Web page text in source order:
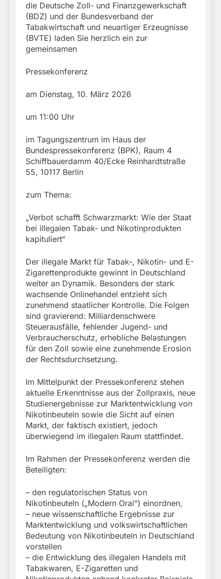
die Deutsche Zoll- und Finanzgewerkschaft
(BDZ) und der Bundesverband der
Tabakwirtschaft und neuartiger Erzeugnisse
(BVTE) laden Sie herzlich ein zur
gemeinsamen
Pressekonferenz
am Dienstag, 10. März 2026
um 11:00 Uhr
im Tagungszentrum im Haus der
Bundespressekonferenz (BPK), Raum 4
Schiffbauerdamm 40/Ecke Reinhardtstraße
55, 10117 Berlin
zum Thema:
„Verbot schafft Schwarzmarkt: Wie der Staat
bei illegalen Tabak- und Nikotinprodukten
kapituliert“
Der illegale Markt für Tabak-, Nikotin- und E-
Zigarettenprodukte gewinnt in Deutschland
weiter an Dynamik. Besonders der stark
wachsende Onlinehandel entzieht sich
zunehmend staatlicher Kontrolle. Die Folgen
sind gravierend: Milliardenschwere
Steuerausfälle, fehlender Jugend- und
Verbraucherschutz, erhebliche Belastungen
für den Zoll sowie eine zunehmende Erosion
der Rechtsdurchsetzung.
Im Mittelpunkt der Pressekonferenz stehen
aktuelle Erkenntnisse aus der Zollpraxis, neue
Studienergebnisse zur Marktentwicklung von
Nikotinbeuteln sowie die Sicht auf einen
Markt, der faktisch existiert, jedoch
überwiegend im illegalen Raum stattfindet.
Im Rahmen der Pressekonferenz werden die
Beteiligten:
– den regulatorischen Status von
Nikotinbeuteln („Modern Oral“) einordnen,
– neue wissenschaftliche Ergebnisse zur
Marktentwicklung und volkswirtschaftlichen
Bedeutung von Nikotinbeuteln in Deutschland
vorstellen
– die Entwicklung des illegalen Handels mit
Tabakwaren, E-Zigaretten und